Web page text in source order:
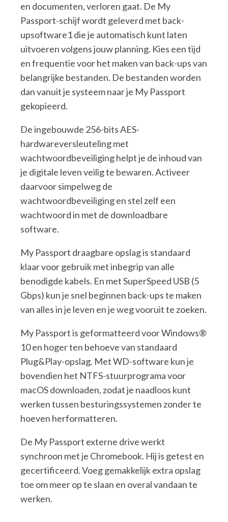
en documenten, verloren gaat. De My
Passport-schijf wordt geleverd met back-
upsoftware1 die je automatisch kunt laten
uitvoeren volgens jouw planning. Kies een tijd
en frequentie voor het maken van back-ups van
belangrijke bestanden. De bestanden worden
dan vanuit je systeem naar je My Passport
gekopieerd.
De ingebouwde 256-bits AES-
hardwareversleuteling met
wachtwoordbeveiliging helpt je de inhoud van
je digitale leven veilig te bewaren. Activeer
daarvoor simpelweg de
wachtwoordbeveiliging en stel zelf een
wachtwoord in met de downloadbare
software.
My Passport draagbare opslag is standaard
klaar voor gebruik met inbegrip van alle
benodigde kabels. En met SuperSpeed USB (5
Gbps) kun je snel beginnen back-ups te maken
van alles in je leven en je weg vooruit te zoeken.
My Passport is geformatteerd voor Windows®
10 en hoger ten behoeve van standaard
Plug&Play-opslag. Met WD-software kun je
bovendien het NTFS-stuurprograma voor
macOS downloaden, zodat je naadloos kunt
werken tussen besturingssystemen zonder te
hoeven herformatteren.
De My Passport externe drive werkt
synchroon met je Chromebook. Hij is getest en
gecertificeerd. Voeg gemakkelijk extra opslag
toe om meer op te slaan en overal vandaan te
werken.